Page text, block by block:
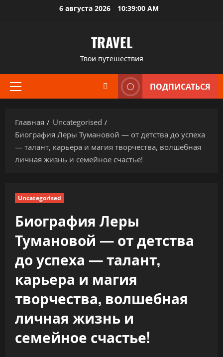
6 августа 2026 10:39:01 AM
TRAVEL
Твои путешествия
Основное
ПОДПИСАТЬСЯ
Главная
Uncategorised
Биография Леры Тумановой — от детства до успеха
— талант, карьера и магия творчества, волшебная
личная жизнь и семейное счастье!
Uncategorised
Биография Леры
Тумановой — от детства
до успеха — талант,
карьера и магия
творчества, волшебная
личная жизнь и
семейное счастье!